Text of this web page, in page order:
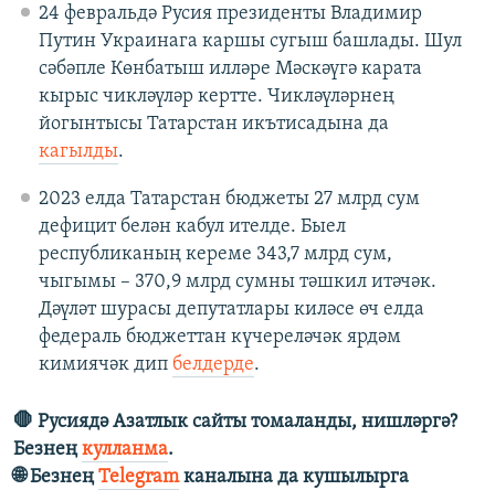
24 февральдә Русия президенты Владимир
Путин Украинага каршы сугыш башлады. Шул
сәбәпле Көнбатыш илләре Мәскәүгә карата
кырыс чикләүләр кертте. Чикләүләрнең
йогынтысы Татарстан икътисадына да
кагылды.
2023 елда Татарстан бюджеты 27 млрд сум
дефицит белән кабул ителде. Быел
республиканың кереме 343,7 млрд сум,
чыгымы – 370,9 млрд сумны тәшкил итәчәк.
Дәүләт шурасы депутатлары киләсе өч елда
федераль бюджеттан күчереләчәк ярдәм
кимиячәк дип белдерде.
🛑 Русиядә Азатлык сайты томаланды, нишләргә?
Безнеңкулланма.
🌐 БезнеңTelegramканалына да кушылырга